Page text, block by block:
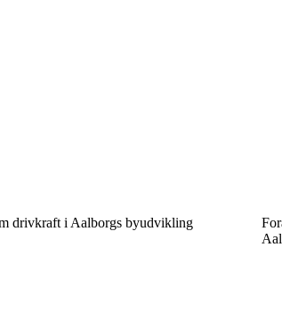
drivkraft i Aalborgs byudvikling